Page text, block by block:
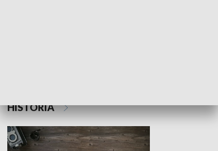
HISTORIA